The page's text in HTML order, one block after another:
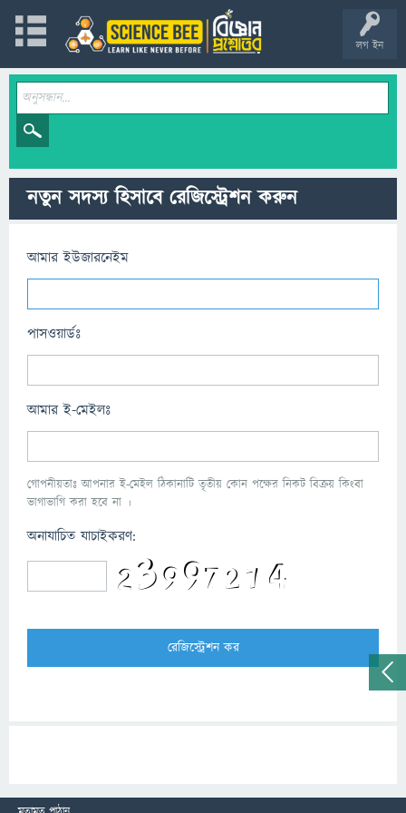
লগ ইন
নতুন সদস্য হিসাবে রেজিস্ট্রেশন করুন
আমার ইউজারনেইম
পাসওয়ার্ডঃ
আমার ই-মেইলঃ
গোপনীয়তাঃ আপনার ই-মেইল ঠিকানাটি তৃতীয় কোন পক্ষের নিকট বিক্রয় কিংবা
ভাগাভাগি করা হবে না ।
অনাযাচিত যাচাইকরণ: